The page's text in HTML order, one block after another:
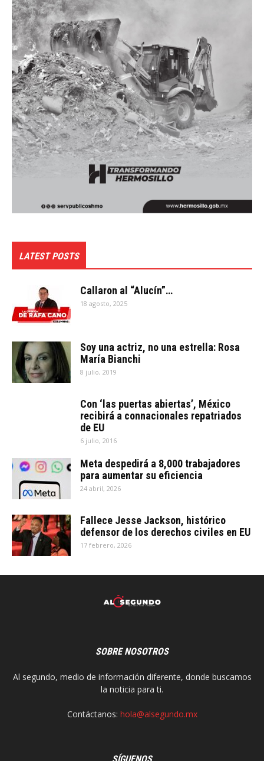
LATEST POSTS
Callaron al “Alucín”…
18 agosto, 2025
Soy una actriz, no una estrella: Rosa
María Bianchi
8 julio, 2019
Con ‘las puertas abiertas’, México
recibirá a connacionales repatriados
de EU
6 julio, 2016
Meta despedirá a 8,000 trabajadores
para aumentar su eficiencia
24 abril, 2026
Fallece Jesse Jackson, histórico
defensor de los derechos civiles en EU
17 febrero, 2026
SOBRE NOSOTROS
Al segundo, medio de información diferente, donde buscamos
la noticia para ti.
Contáctanos: hola@alsegundo.mx